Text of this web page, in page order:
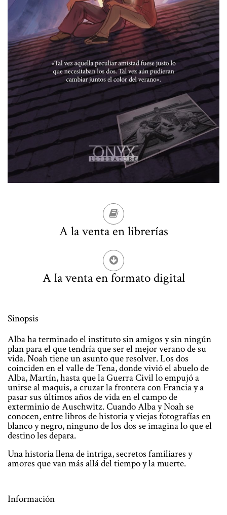
A la venta en librerías
A la venta en formato digital
Sinopsis
Alba ha terminado el instituto sin amigos y sin ningún
plan para el que tendría que ser el mejor verano de su
vida. Noah tiene un asunto que resolver. Los dos
coinciden en el valle de Tena, donde vivió el abuelo de
Alba, Martín, hasta que la Guerra Civil lo empujó a
unirse al maquis, a cruzar la frontera con Francia y a
pasar sus últimos años de vida en el campo de
exterminio de Auschwitz. Cuando Alba y Noah se
conocen, entre libros de historia y viejas fotografías en
blanco y negro, ninguno de los dos se imagina lo que el
destino les depara.
Una historia llena de intriga, secretos familiares y
amores que van más allá del tiempo y la muerte.
Información